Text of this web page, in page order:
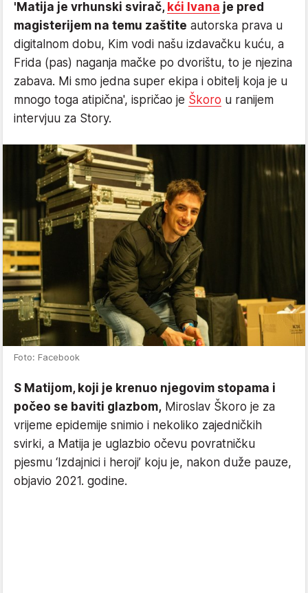
'Matija je vrhunski svirač, kći Ivana je pred
magisterijem na temu zaštite autorska prava u
digitalnom dobu, Kim vodi našu izdavačku kuću, a
Frida (pas) naganja mačke po dvorištu, to je njezina
zabava. Mi smo jedna super ekipa i obitelj koja je u
mnogo toga atipična', ispričao je Škoro u ranijem
intervjuu za Story.
Foto: Facebook
S Matijom, koji je krenuo njegovim stopama i
počeo se baviti glazbom, Miroslav Škoro je za
vrijeme epidemije snimio i nekoliko zajedničkih
svirki, a Matija je uglazbio očevu povratničku
pjesmu ‘Izdajnici i heroji’ koju je, nakon duže pauze,
objavio 2021. godine.